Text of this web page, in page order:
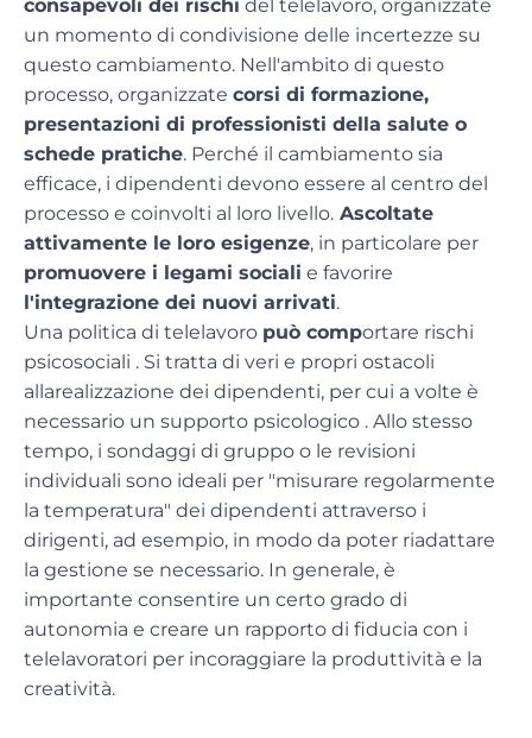
consapevoli dei rischi del telelavoro, organizzate
un momento di condivisione delle incertezze su
questo cambiamento. Nell'ambito di questo
processo, organizzate corsi di formazione,
presentazioni di professionisti della salute o
schede pratiche. Perché il cambiamento sia
efficace, i dipendenti devono essere al centro del
processo e coinvolti al loro livello. Ascoltate
attivamente le loro esigenze, in particolare per
promuovere i legami sociali e favorire
l'integrazione dei nuovi arrivati.
Una politica di telelavoro può comportare rischi
psicosociali . Si tratta di veri e propri ostacoli
allarealizzazione dei dipendenti, per cui a volte è
necessario un supporto psicologico . Allo stesso
tempo, i sondaggi di gruppo o le revisioni
individuali sono ideali per "misurare regolarmente
la temperatura" dei dipendenti attraverso i
dirigenti, ad esempio, in modo da poter riadattare
la gestione se necessario. In generale, è
importante consentire un certo grado di
autonomia e creare un rapporto di fiducia con i
telelavoratori per incoraggiare la produttività e la
creatività.